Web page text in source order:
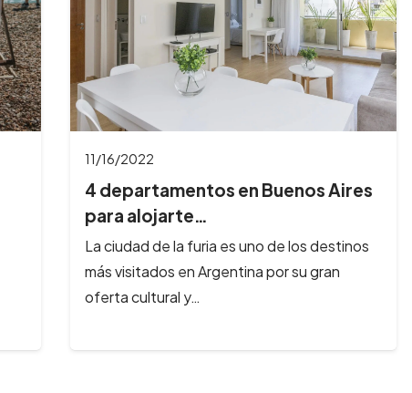
11/16/2022
4 departamentos en Buenos Aires
para alojarte…
La ciudad de la furia es uno de los destinos
más visitados en Argentina por su gran
oferta cultural y…